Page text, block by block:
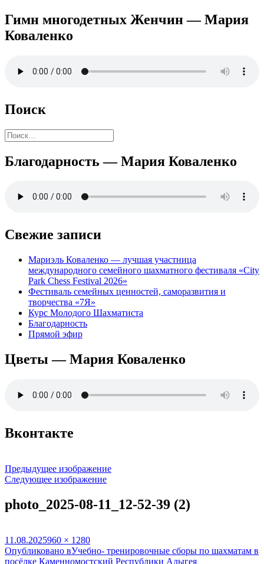
Гимн многодетных Женчин — Мария
Коваленко
Поиск
Найти:
Благодарность — Мария Коваленко
Свежие записи
Мариэль Коваленко — лучшая участница
международного семейного шахматного фестиваля «City
Park Chess Festival 2026»
Фестиваль семейных ценностей, саморазвития и
творчества «7Я»
Курс Молодого Шахматиста
Благодарность
Прямой эфир
Цветы — Мария Коваленко
Вконтакте
Предыдущее изображение
Следующее изображение
photo_2025-08-11_12-52-39 (2)
Опубликовано
11.08.2025Полный
размер
960 × 1280
Навигация
Опубликовано вУчебно- тренировочные сборы по шахматам в
посёлке Каменномостский Республики Адыгея